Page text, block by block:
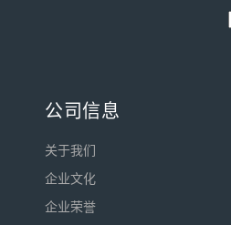
公司信息
关于我们
企业文化
企业荣誉